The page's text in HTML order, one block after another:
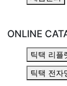
ONLINE
틱택 리플
틱택 전자